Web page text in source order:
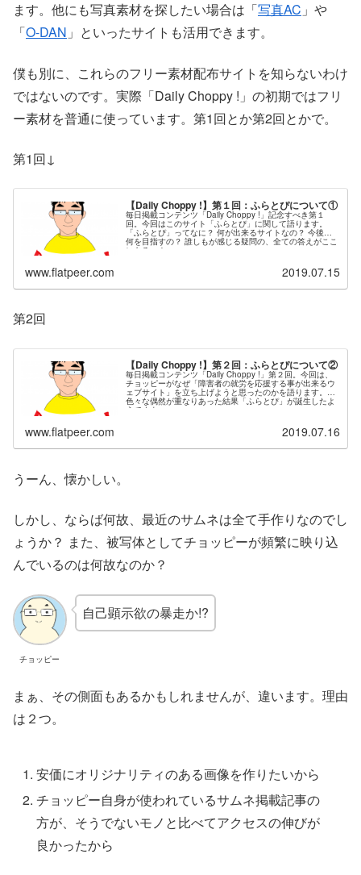
ます。他にも写真素材を探したい場合は「写真AC 」や
「O-DAN 」といったサイトも活用できます。
僕も別に、これらのフリー素材配布サイトを知らないわけ
ではないのです。実際「Daily Choppy !」の初期ではフリ
ー素材を普通に使っています。第1回とか第2回とかで。
第1回↓
【Daily Choppy !】第１回：ふらとぴについて①
毎日掲載コンテンツ「Daily Choppy !」記念すべき第１
回。今回はこのサイト「ふらとぴ」に関して語ります。
「ふらとぴ」ってなに？ 何が出来るサイトなの？ 今後、
何を目指すの？ 誰しもが感じる疑問の、全ての答えがここ
にある…！
www.flatpeer.com 2019.07.15
第2回
【Daily Choppy !】第２回：ふらとぴについて②
毎日掲載コンテンツ「Daily Choppy !」第２回。今回は、
チョッピーがなぜ「障害者の就労を応援する事が出来るウ
ェブサイト」を立ち上げようと思ったのかを語ります。
色々な偶然が重なりあった結果「ふらとぴ」が誕生したよ
うですよ…。
www.flatpeer.com 2019.07.16
うーん、懐かしい。
しかし、ならば何故、最近のサムネは全て手作りなのでし
ょうか？ また、被写体としてチョッピーが頻繁に映り込
んでいるのは何故なのか？
チョッピー
自己顕示欲の暴走か!?
まぁ、その側面もあるかもしれませんが、違います。理由
は２つ。
安価にオリジナリティのある画像を作りたいから
チョッピー自身が使われているサムネ掲載記事の
方が、そうでないモノと比べてアクセスの伸びが
良かったから